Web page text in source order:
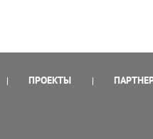
ПРОЕКТЫ